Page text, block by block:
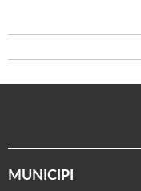
MUNICIPI